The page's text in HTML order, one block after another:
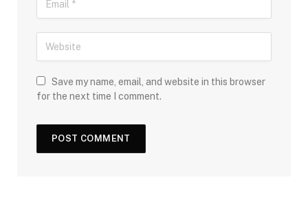
Save my name, email, and website in this browser
for the next time I comment.